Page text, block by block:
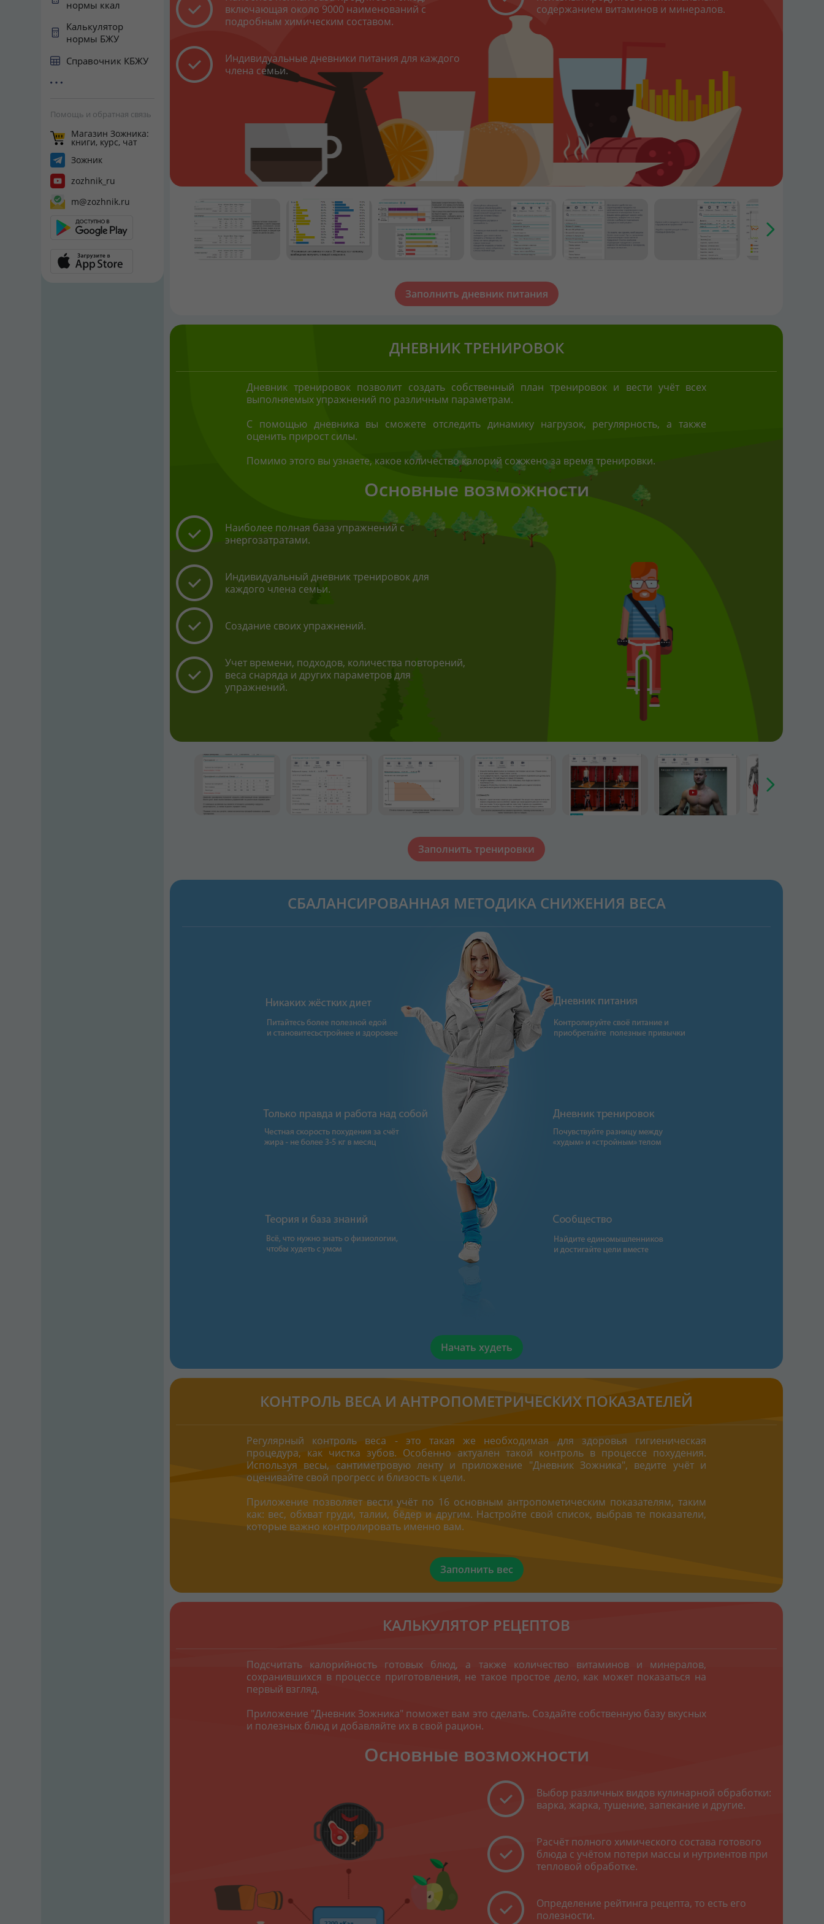
включающая около 9000 наименований с
подробным химическим составом.
Индивидуальные дневники питания для каждого
члена семьи.
содержанием витаминов и минералов.
Заполнить дневник питания
ДНЕВНИК ТРЕНИРОВОК
Дневник тренировок позволит создать собственный план тренировок и вести учёт всех
выполняемых упражнений по различным параметрам.
С помощью дневника вы сможете отследить динамику нагрузок, регулярность, а также
оценить прирост силы.
Помимо этого вы узнаете, какое количество калорий сожжено за время тренировки.
Основные возможности
Наиболее полная база упражнений с
энергозатратами.
Индивидуальный дневник тренировок для
каждого члена семьи.
Создание своих упражнений.
Учет времени, подходов, количества повторений,
веса снаряда и других параметров для
упражнений.
Заполнить тренировки
СБАЛАНСИРОВАННАЯ МЕТОДИКА СНИЖЕНИЯ ВЕСА
Начать худеть
КОНТРОЛЬ ВЕСА И АНТРОПОМЕТРИЧЕСКИХ ПОКАЗАТЕЛЕЙ
Регулярный контроль веса - это такая же необходимая для здоровья гигиеническая
процедура, как чистка зубов. Особенно актуален такой контроль в процессе похудения.
Используя весы, сантиметровую ленту и приложение "Дневник Зожника", ведите учёт и
оценивайте свой прогресс и близость к цели.
Приложение позволяет вести учёт по 16 основным антропометическим показателям, таким
как: вес, обхват груди, талии, бёдер и другим. Настройте свой список, выбрав те показатели,
которые важно контролировать именно вам.
Заполнить вес
КАЛЬКУЛЯТОР РЕЦЕПТОВ
Подсчитать калорийность готовых блюд, а также количество витаминов и минералов,
сохранившихся в процессе приготовления, не такое простое дело, как может показаться на
первый взгляд.
Приложение "Дневник Зожника" поможет вам это сделать. Создайте собственную базу вкусных
и полезных блюд и добавляйте их в свой рацион.
Основные возможности
Выбор различных видов кулинарной обработки:
варка, жарка, тушение, запекание и другие.
Расчёт полного химического состава готового
блюда с учётом потери массы и нутриентов при
тепловой обработке.
Определение рейтинга рецепта, то есть его
полезности.
нормы ккал
Калькулятор
нормы БЖУ
Справочник КБЖУ
Помощь и обратная связь
Магазин Зожника:
книги, курс, чат
Зожник
zozhnik_ru
m@zozhnik.ru